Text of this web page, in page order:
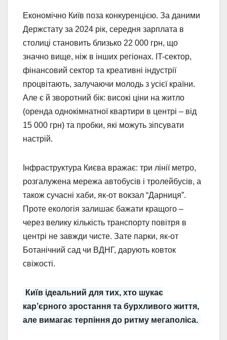
Економічно Київ поза конкуренцією. За даними
Держстату за 2024 рік, середня зарплата в
столиці становить близько 22 000 грн, що
значно вище, ніж в інших регіонах. IT-сектор,
фінансовий сектор та креативні індустрії
процвітають, залучаючи молодь з усієї країни.
Але є й зворотний бік: високі ціни на житло
(оренда однокімнатної квартири в центрі – від
15 000 грн) та пробки, які можуть зіпсувати
настрій.
Інфраструктура Києва вражає: три лінії метро,
розгалужена мережа автобусів і тролейбусів, а
також сучасні хаби, як-от вокзал “Дарниця”.
Проте екологія залишає бажати кращого –
через велику кількість транспорту повітря в
центрі не завжди чисте. Зате парки, як-от
Ботанічний сад чи ВДНГ, дарують ковток
свіжості.
Київ ідеальний для тих, хто шукає
кар’єрного зростання та бурхливого життя,
але вимагає терпіння до ритму мегаполіса.